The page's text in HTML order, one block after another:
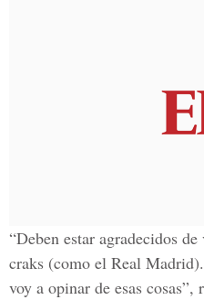
“Deben estar agradecidos
craks (como el Real
voy a opinar de esas